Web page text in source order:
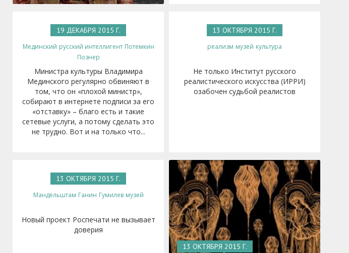
19 ДЕКАБРЯ 2015 Г.
Мединский русский интеллигент Потемкин
Познер
Министра культуры Владимира
Мединского регулярно обвиняют в
том, что он «плохой министр»,
собирают в интернете подписи за его
«отставку» – благо есть и такие
сетевые услуги, а потому сделать это
не трудно. Вот и на только что...
13 ОКТЯБРЯ 2015 Г.
реализм музей культура
Не только Институт русского
реалистического искусства (ИРРИ)
озабочен судьбой реалистов
13 ОКТЯБРЯ 2015 Г.
Мандельштам Ганин Гумилев музей
Новый проект Роспечати не вызывает
доверия
13 ОКТЯБРЯ 2015 Г.